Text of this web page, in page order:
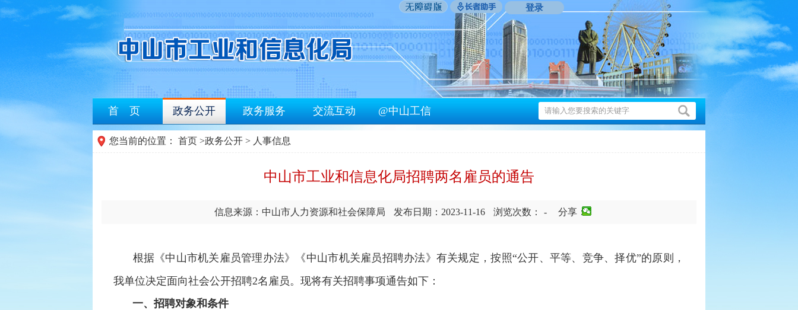
登录
首 页 政务公开 政务服务 交流互动 @中山工信
您当前的位置： 首页 >政务公开 > 人事信息
中山市工业和信息化局招聘两名雇员的通告
信息来源：中山市人力资源和社会保障局 发布日期：2023-11-16 浏览次数： - 分享：
根据《中山市机关雇员管理办法》《中山市机关雇员招聘办法》有关规定，按照“公开、平等、竞争、择优”的原则，
我单位决定面向社会公开招聘2名雇员。现将有关招聘事项通告如下：
一、招聘对象和条件